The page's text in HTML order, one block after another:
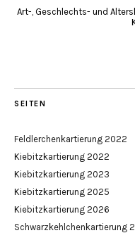
Art-, Geschlechts- und
SEITEN
Feldlerchenkartierung 2022
Kiebitzkartierung 2022
Kiebitzkartierung 2023
Kiebitzkartierung 2025
Kiebitzkartierung 2026
Schwarzkehlchenkartierung